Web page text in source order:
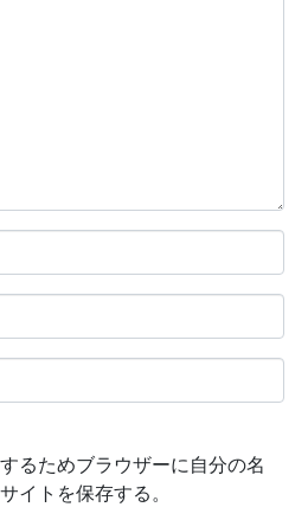
るためブラウザーに自分の名
イトを保存する。